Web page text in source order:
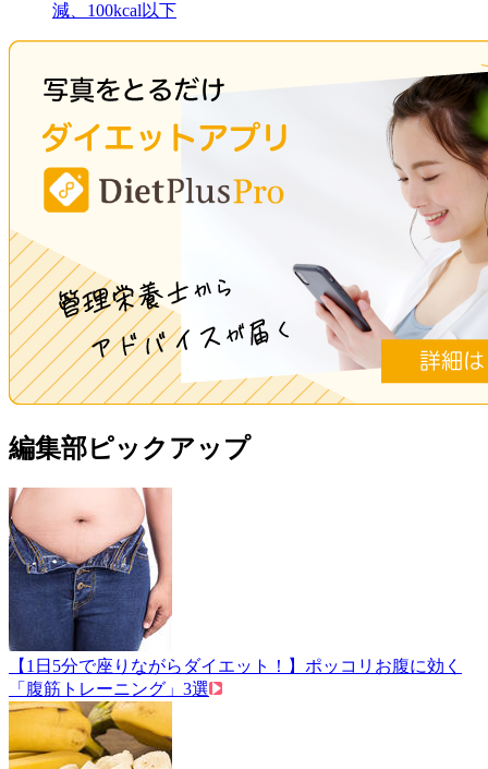
減、100kcal以下
編集部ピックアップ
【1日5分で座りながらダイエット！】ポッコリお腹に効く
「腹筋トレーニング」3選